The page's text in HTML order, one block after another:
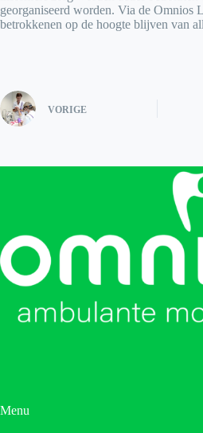
georganiseerd worden. Via de Omnios
betrokkenen op de hoogte blijven van
VORIGE
Menu